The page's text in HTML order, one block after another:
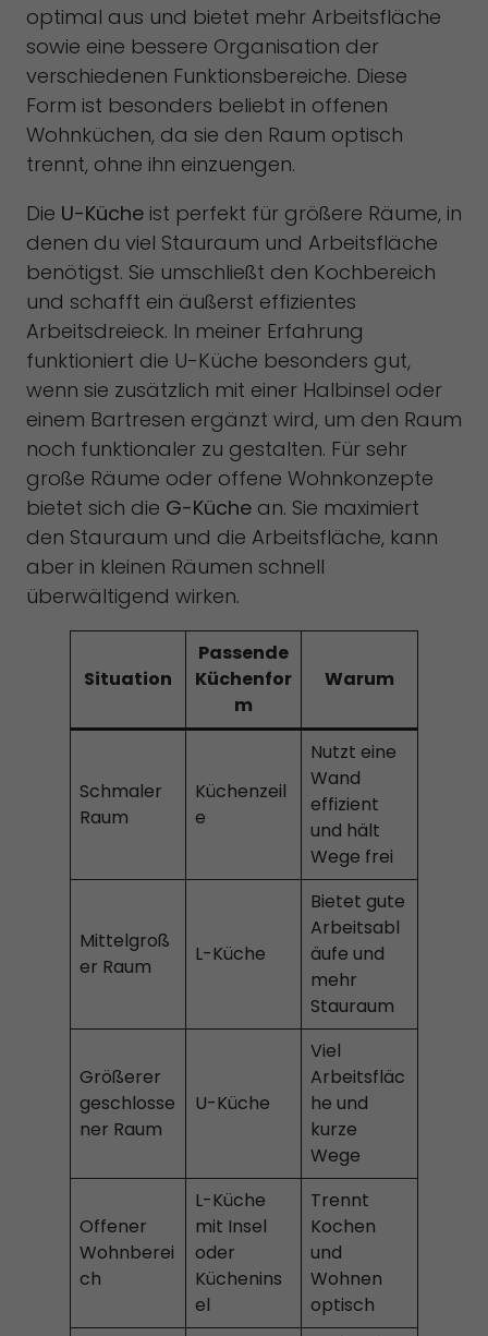
optimal aus und bietet mehr Arbeitsfläche
sowie eine bessere Organisation der
verschiedenen Funktionsbereiche. Diese
Form ist besonders beliebt in offenen
Wohnküchen, da sie den Raum optisch
trennt, ohne ihn einzuengen.
Die U-Küche ist perfekt für größere Räume, in
denen du viel Stauraum und Arbeitsfläche
benötigst. Sie umschließt den Kochbereich
und schafft ein äußerst effizientes
Arbeitsdreieck. In meiner Erfahrung
funktioniert die U-Küche besonders gut,
wenn sie zusätzlich mit einer Halbinsel oder
einem Bartresen ergänzt wird, um den Raum
noch funktionaler zu gestalten. Für sehr
große Räume oder offene Wohnkonzepte
bietet sich die G-Küche an. Sie maximiert
den Stauraum und die Arbeitsfläche, kann
aber in kleinen Räumen schnell
überwältigend wirken.
Situation
Passende
Küchenfor
m
Warum
Schmaler
Raum
Küchenzeil
e
Nutzt eine
Wand
effizient
und hält
Wege frei
Mittelgroß
er Raum
L-Küche
Bietet gute
Arbeitsabl
äufe und
mehr
Stauraum
Größerer
geschlosse
ner Raum
U-Küche
Viel
Arbeitsfläc
he und
kurze
Wege
Offener
Wohnberei
ch
L-Küche
mit Insel
oder
Küchenins
el
Trennt
Kochen
und
Wohnen
optisch